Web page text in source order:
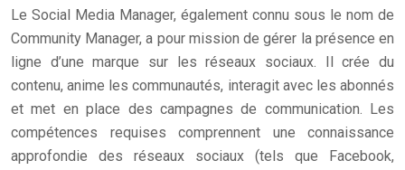
Le Social Media Manager, également connu sous le nom de
Community Manager, a pour mission de gérer la présence en
ligne d’une marque sur les réseaux sociaux. Il crée du
contenu, anime les communautés, interagit avec les abonnés
et met en place des campagnes de communication. Les
compétences requises comprennent une connaissance
approfondie des réseaux sociaux (tels que Facebook,